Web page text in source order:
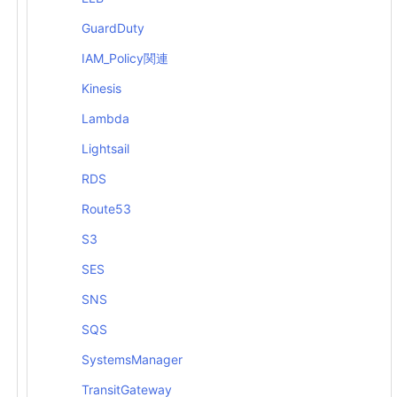
GuardDuty
IAM_Policy関連
Kinesis
Lambda
Lightsail
RDS
Route53
S3
SES
SNS
SQS
SystemsManager
TransitGateway